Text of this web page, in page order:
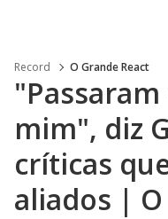
Record O Grande React
mim", diz
críticas
aliados |